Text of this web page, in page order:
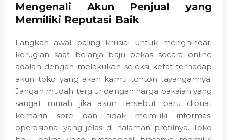
Mengenali Akun Penjual yang
Memiliki Reputasi Baik
Langkah awal paling krusial untuk menghindari
kerugian saat belanja baju bekas secara online
adalah dengan melakukan seleksi ketat terhadap
akun toko yang akan kamu tonton tayangannya.
Jangan mudah tergiur dengan harga pakaian yang
sangat murah jika akun tersebut baru dibuat
kemarin sore dan tidak memiliki informasi
operasional yang jelas di halaman profilnya. Toko